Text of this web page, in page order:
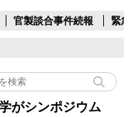
官製談合事件続報 緊
がシンポジウム